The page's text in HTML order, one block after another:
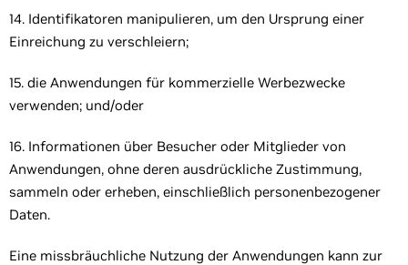
14. Identifikatoren manipulieren, um den Ursprung einer
Einreichung zu verschleiern;
15. die Anwendungen für kommerzielle Werbezwecke
verwenden; und/oder
16. Informationen über Besucher oder Mitglieder von
Anwendungen, ohne deren ausdrückliche Zustimmung,
sammeln oder erheben, einschließlich personenbezogener
Daten.
Eine missbräuchliche Nutzung der Anwendungen kann zur